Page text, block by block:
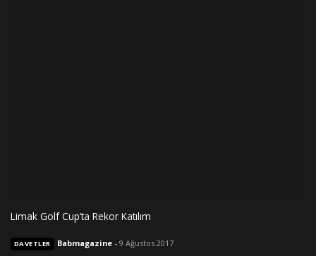
Limak Golf Cup’ta Rekor Katılım
DAVETLER Babmagazine- 9 Ağustos 2017